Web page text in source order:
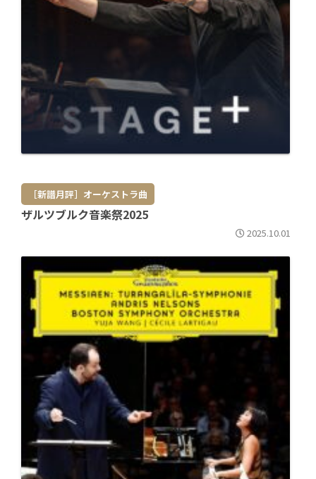
［新譜月評］オーケストラ曲
ザルツブルク音楽祭2025
2025.10.01